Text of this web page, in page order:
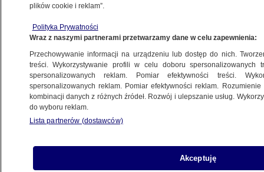
samorządowców. Wójt nie chce
utrzymywać mostu na Bugu
Oprac.Tomasz Mikulicz
3.06.2026, 13:50
Posłuchaj artykułu
plików cookie i reklam”.
Polityka Prywatności
Wraz z naszymi partnerami przetwarzamy dane w celu zapewnienia:
Przechowywanie informacji na urządzeniu lub dostęp do nich.
treści. Wykorzystywanie profili w celu doboru spersonalizowanych
spersonalizowanych reklam. Pomiar efektywności treści.
spersonalizowanych reklam. Pomiar efektywności reklam.
kombinacji danych z różnych źródeł. Rozwój i ulepszanie usług.
do wyboru reklam.
Lista partnerów (dostawców)
Akceptuję